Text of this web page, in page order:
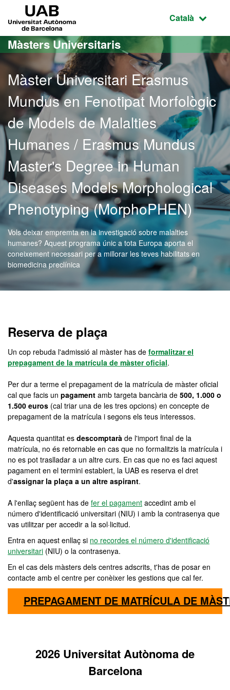
Ves al contingut principal
Ves a la navegació de la pàgina
Idioma
Català
Màsters Universitaris
Màster Universitari Erasmus
Mundus en Fenotipat Morfològic
de Models de Malalties
Humanes / Erasmus Mundus
Master's Degree in Human
Diseases Models Morphological
Phenotyping (MorphoPHEN)
Vols deixar empremta en la investigació sobre malalties
humanes? Aquest programa únic a tota Europa aporta el
coneixement necessari per a millorar les teves habilitats en
biomedicina preclínica
Reserva de plaça
Un cop rebuda l'admissió al màster has de formalitzar el
prepagament de la matrícula de màster oficial.
Per dur a terme el prepagament de la matrícula de màster oficial
cal que facis un pagament amb targeta bancària de 500, 1.000 o
1.500 euros (cal triar una de les tres opcions) en concepte de
prepagament de la matrícula i segons els teus interessos.
Aquesta quantitat es descomptarà de l'import final de la
matrícula, no és retornable en cas que no formalitzis la matrícula i
no es pot traslladar a un altre curs. En cas que no es faci aquest
pagament en el termini establert, la UAB es reserva el dret
d'assignar la plaça a un altre aspirant.
A l'enllaç següent has de fer el pagament accedint amb el
número d'identificació universitari (NIU) i amb la contrasenya que
vas utilitzar per accedir a la sol·licitud.
Entra en aquest enllaç si no recordes el número d'identificació
universitari (NIU) o la contrasenya.
En el cas dels màsters dels centres adscrits, t'has de posar en
contacte amb el centre per conèixer les gestions que cal fer.
PREPAGAMENT DE MATRÍCULA DE
2026 Universitat Autònoma de
Barcelona